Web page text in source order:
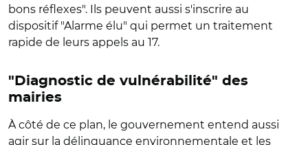
bons réflexes". Ils peuvent aussi s'inscrire au
dispositif "Alarme élu" qui permet un traitement
rapide de leurs appels au 17.
"Diagnostic de vulnérabilité" des
mairies
À côté de ce plan, le gouvernement entend aussi
agir sur la délinquance environnementale et les